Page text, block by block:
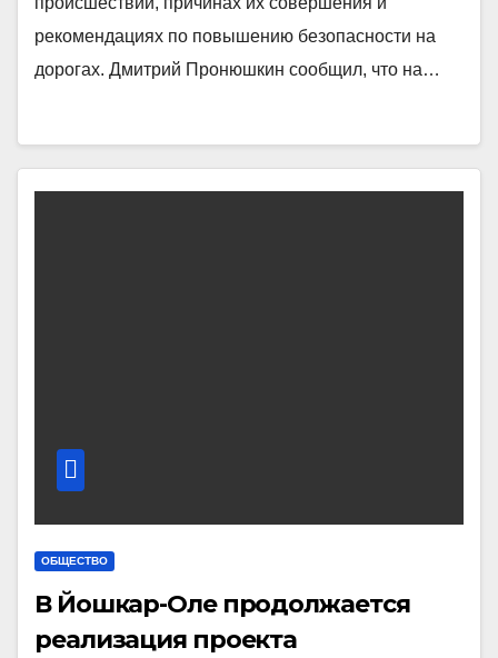
рекомендациях по повышению безопасности на
дорогах. Дмитрий Пронюшкин сообщил, что на…
ОБЩЕСТВО
В Йошкар-Оле продолжается
реализация проекта